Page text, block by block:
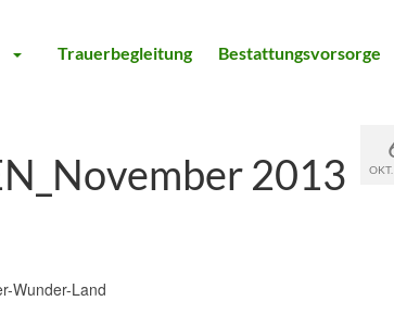
Trauerbegleitung Bestattungsvorsorge
2013
Wunder-Land